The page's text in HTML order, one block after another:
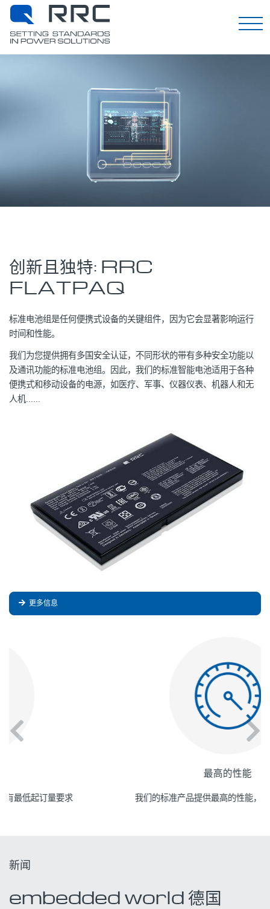
EN
创新且独特: RRC
FLATPAQ
标准电池组是任何便携式设备的关键组件，因为它会显著影响运行
时间和性能。
我们为您提供拥有多国安全认证，不同形状的带有多种安全功能以
及通讯功能的标准电池组。因此，我们的标准智能电池适用于各种
便携式和移动设备的电源，如医疗、军事、仪器仪表、机器人和无
人机......
更多信息
我们的标准产品提供最高的性能，容量和放电能力
新闻
embedded world 德国